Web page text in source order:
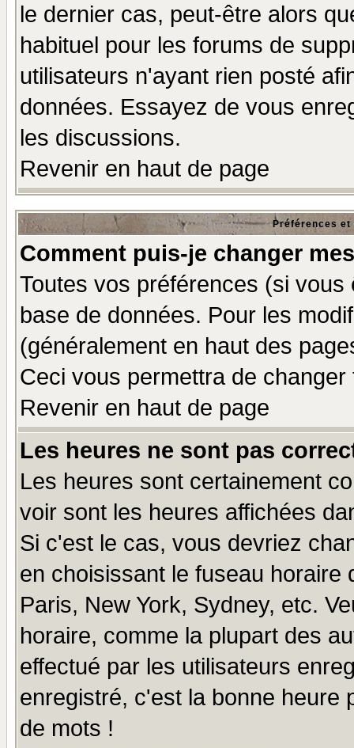
le dernier cas, peut-être alors
habituel pour les forums de
utilisateurs n'ayant rien posté
données. Essayez de vous
les discussions.
Revenir en haut de page
Préférences
Comment puis-je changer
Toutes vos préférences (si
base de données. Pour les
(généralement en haut des
Ceci vous permettra de
Revenir en haut de page
Les heures ne sont pas
Les heures sont certainement
voir sont les heures affichées
Si c'est le cas, vous devriez
en choisissant le fuseau
Paris, New York, Sydney, etc.
horaire, comme la plupart des
effectué par les utilisateurs
enregistré, c'est la bonne heure
de mots !